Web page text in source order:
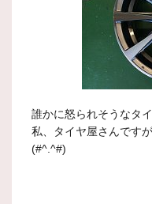
誰かに怒られそうなタ
私、タイヤ屋さんです
(#^.^#)